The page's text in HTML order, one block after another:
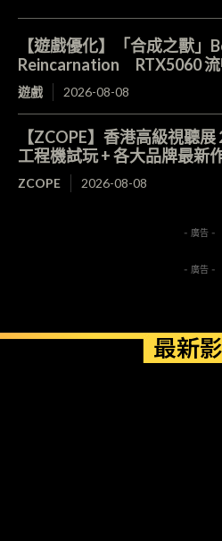
【遊戲優化】「合成之獸」
Reincarnation RTX5060 流
遊戲 2026-08-08
【ZCOPE】香港高級視聽
工程機試玩 + 各大品牌最新
ZCOPE 2026-08-08
- 廣告 -
- 廣告 -
最新